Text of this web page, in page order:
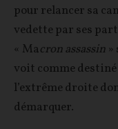
pour relancer sa
vedette par ses
« Macron assassin »
voit comme destiné
l’extrême droite
démarquer.